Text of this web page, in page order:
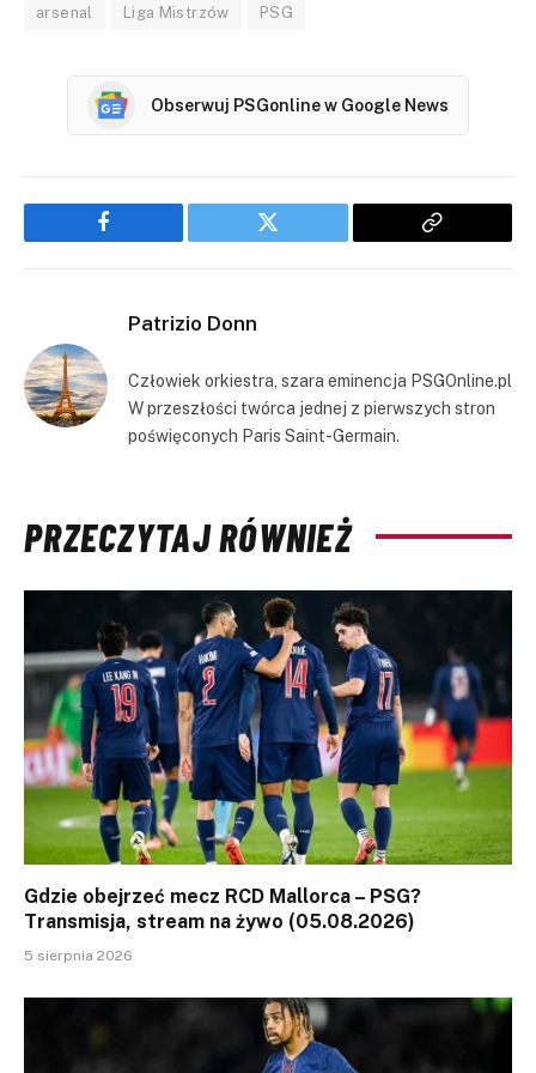
arsenal Liga Mistrzów PSG
Obserwuj PSGonline w Google News
Facebook Twitter
Copy
Patrizio Donn
Człowiek orkiestra, szara eminencja PSGOnline.pl
W przeszłości twórca jednej z pierwszych stron
poświęconych Paris Saint-Germain.
PRZECZYTAJ RÓWNIEŻ
Gdzie obejrzeć mecz RCD Mallorca – PSG?
Transmisja, stream na żywo (05.08.2026)
5 sierpnia 2026